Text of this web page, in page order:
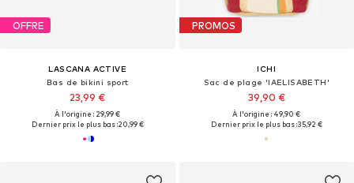
OFFRE
LASCANA ACTIVE
Bas de bikini sport
23,99 €
À l'origine : 29,99 €
Dernier prix le plus bas :20,99 €
PROMOS
ICHI
Sac de plage 'IAELISABETH'
39,90 €
À l'origine : 49,90 €
Dernier prix le plus bas :35,92 €